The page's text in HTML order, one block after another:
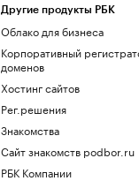
Другие продукты РБК
Облако для бизнеса
Корпоративный
доменов
Хостинг сайтов
Рег.решения
Знакомства
Сайт знакомств podbor.ru
РБК Компании